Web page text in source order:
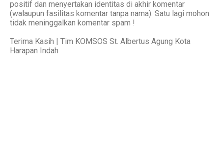
positif dan menyertakan identitas di akhir komentar
(walaupun fasilitas komentar tanpa nama). Satu lagi mohon
tidak meninggalkan komentar spam !
Terima Kasih | Tim KOMSOS St. Albertus Agung Kota
Harapan Indah